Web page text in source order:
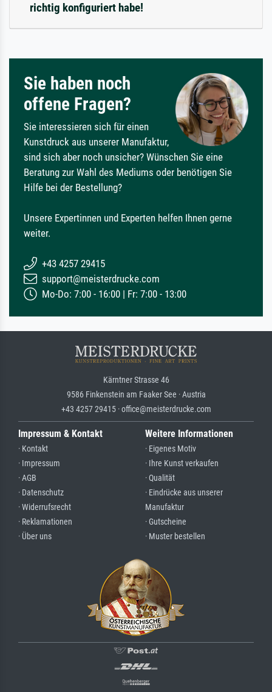
richtig konfiguriert habe!
Sie haben noch
offene Fragen?
Sie interessieren sich für einen
Kunstdruck aus unserer Manufaktur,
sind sich aber noch unsicher? Wünschen Sie eine
Beratung zur Wahl des Mediums oder benötigen Sie
Hilfe bei der Bestellung?
Unsere Expertinnen und Experten helfen Ihnen gerne
weiter.
+43 4257 29415
support@meisterdrucke.com
Mo-Do: 7:00 - 16:00 | Fr: 7:00 - 13:00
Kärntner Strasse 46
9586 Finkenstein am Faaker See · Austria
+43 4257 29415 · office@meisterdrucke.com
Impressum & Kontakt
· Kontakt
· Impressum
· AGB
· Datenschutz
· Widerrufsrecht
· Reklamationen
· Über uns
Weitere Informationen
· Eigenes Motiv
· Ihre Kunst verkaufen
· Qualität
· Eindrücke aus unserer
Manufaktur
· Gutscheine
· Muster bestellen